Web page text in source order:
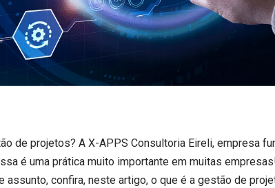
de projetos? A X-APPS Consultoria Eireli, empresa
é uma prática muito importante em muitas
confira, neste artigo, o que é a gestão de